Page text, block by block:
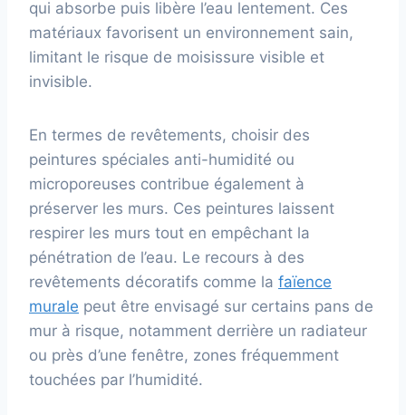
qui absorbe puis libère l’eau lentement. Ces
matériaux favorisent un environnement sain,
limitant le risque de moisissure visible et
invisible.
En termes de revêtements, choisir des
peintures spéciales anti-humidité ou
microporeuses contribue également à
préserver les murs. Ces peintures laissent
respirer les murs tout en empêchant la
pénétration de l’eau. Le recours à des
revêtements décoratifs comme la faïence
murale peut être envisagé sur certains pans de
mur à risque, notamment derrière un radiateur
ou près d’une fenêtre, zones fréquemment
touchées par l’humidité.